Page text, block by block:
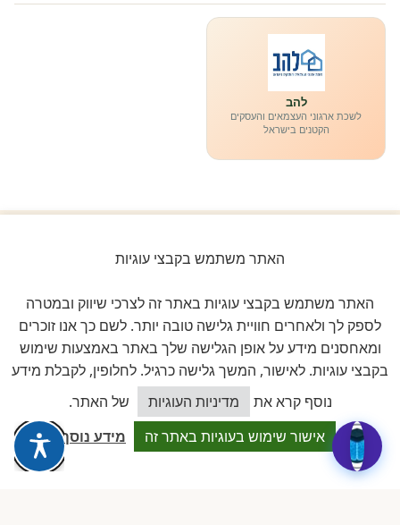
להב
לשכת ארגוני העצמאים והעסקים
הקטנים בישראל
ביקורות אמיתיות ב-GOOGLE
דירוג 5 ★ מתוך 5
★★★★★על בסיס11 ביקורות מאומתות
לכל הביקורות ב-Google
D
האתר משתמש בקבצי עוגיות
האתר משתמש בקבצי עוגיות באתר זה לצרכי שיווק ובמטרה
לספק לך ולאחרים חוויית גלישה טובה יותר. לשם כך אנו זוכרים
ומאחסנים מידע על אופן הגלישה שלך באתר באמצעות שימוש
בקבצי עוגיות. לאישור, המשך גלישה כרגיל. לחלופין, לקבלת מידע
נוסף קרא את
מדיניות העוגיות
של האתר.
אישור שימוש בעוגיות באתר זה
מידע נוסף
כיצד אוכל לסייע?